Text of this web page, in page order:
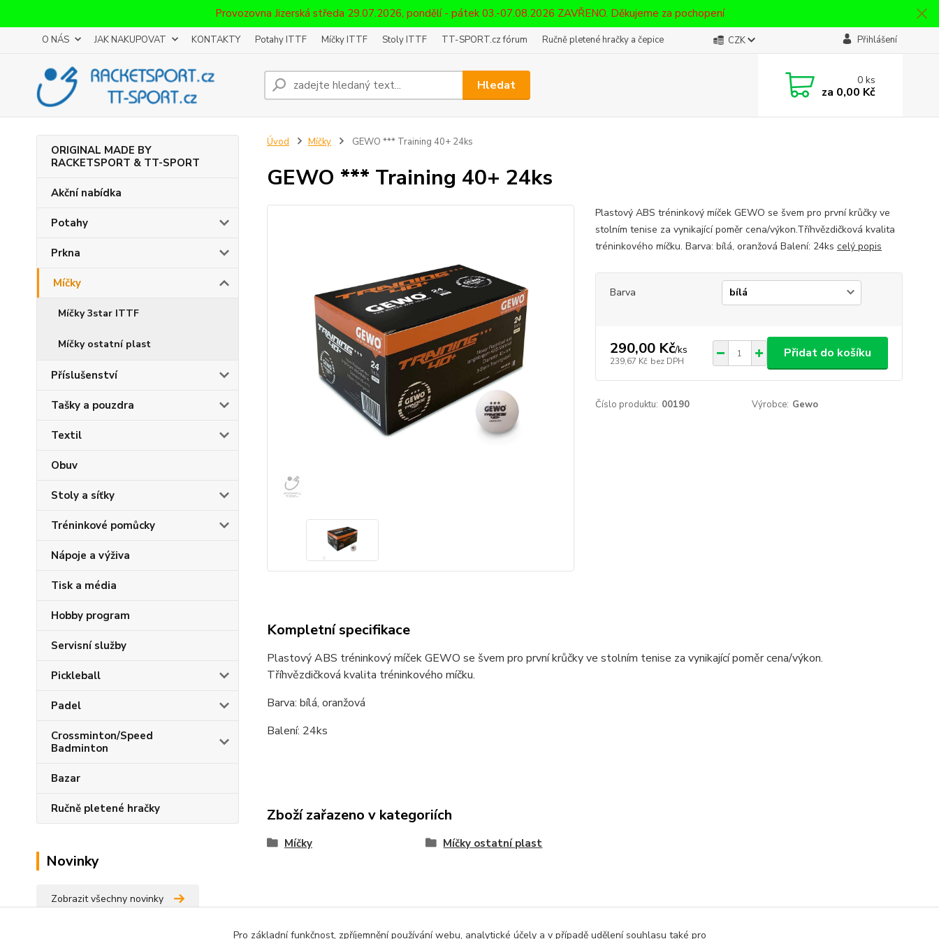
Provozovna Jizerská středa 29.07.2026, pondělí - pátek 03.-07.08.2026 ZAVŘENO. Děkujeme za pochopení
O NÁS JAK NAKUPOVAT KONTAKTY Potahy ITTF Míčky ITTF Stoly ITTF TT-SPORT.cz fórum Ručně pletené hračky a čepice CZK Přihlášení
Hledat 0ks
za 0,00 Kč
ORIGINAL MADE BY
RACKETSPORT & TT-SPORT
Akční nabídka
Potahy
Prkna
Míčky
Míčky 3star ITTF
Míčky ostatní plast
Příslušenství
Tašky a pouzdra
Textil
Obuv
Stoly a síťky
Tréninkové pomůcky
Nápoje a výživa
Tisk a média
Hobby program
Servisní služby
Pickleball
Padel
Crossminton/Speed
Badminton
Bazar
Ručně pletené hračky
Novinky
Zobrazit všechny novinky
Úvod Míčky GEWO *** Training 40+ 24ks
GEWO *** Training 40+ 24ks
Plastový ABS tréninkový míček GEWO se švem pro první krůčky ve
stolním tenise za vynikající poměr cena/výkon.Tříhvězdičková kvalita
tréninkového míčku. Barva: bílá, oranžová Balení: 24ks celý popis
Barva
290,00 Kč/ks
239,67 Kč bez DPH
Přidat do košíku
Číslo produktu: 00190 Výrobce: Gewo
Kompletní specifikace
Plastový ABS tréninkový míček GEWO se švem pro první krůčky ve stolním tenise za vynikající poměr cena/výkon.
Tříhvězdičková kvalita tréninkového míčku.
Barva: bílá, oranžová
Balení: 24ks
Zboží zařazeno v kategoriích
Míčky Míčky ostatní plast
Pro základní funkčnost, zpříjemnění používání webu, analytické účely a v případě udělení souhlasu také pro